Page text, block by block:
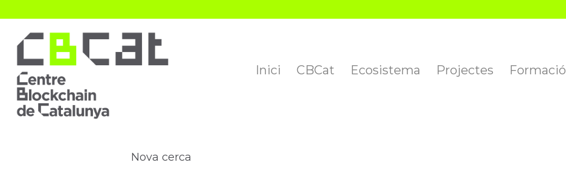
Inici CBCat Ecosistema Projectes Formació
Nova cerca